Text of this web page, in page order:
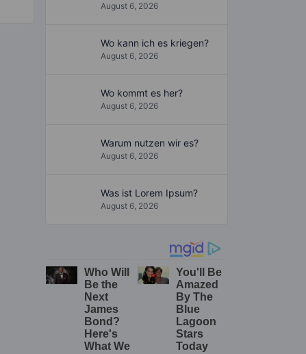
August 6, 2026
Wo kann ich es kriegen?
August 6, 2026
Wo kommt es her?
August 6, 2026
Warum nutzen wir es?
August 6, 2026
Was ist Lorem Ipsum?
August 6, 2026